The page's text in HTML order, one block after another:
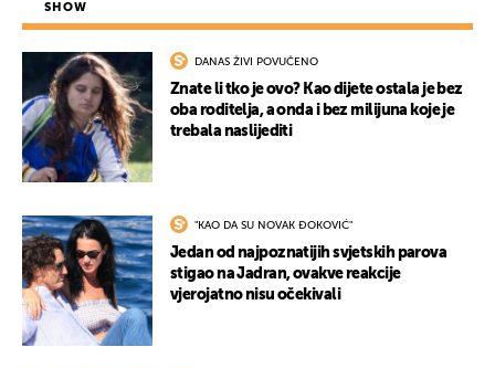
SHOW
DANAS ŽIVI POVUČENO
Znate li tko je ovo? Kao dijete ostala je bez
oba roditelja, a onda i bez milijuna koje je
trebala naslijediti
"KAO DA SU NOVAK ĐOKOVIĆ"
Jedan od najpoznatijih svjetskih parova
stigao na Jadran, ovakve reakcije
vjerojatno nisu očekivali